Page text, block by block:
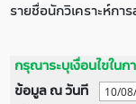
รายชื่อนักวิเคราะห์ก
กรุณาระบุเงื่อนไขในก
ข้อมูล ณ วันที